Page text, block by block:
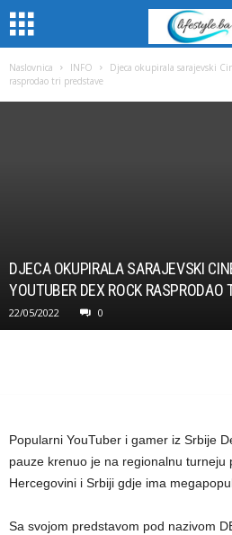
Naslovnica INFO
Djeca okupirala sarajevski
rasprodao tri predstave
DJECA OKUPIRALA SARAJEVSKI
YOUTUBER DEX ROCK RASPRODAO
22/05/2022 0
Popularni YouTuber i gamer iz Srbije
pauze krenuo je na regionalnu turneju
Hercegovini i Srbiji gdje ima
Sa svojom predstavom pod nazivom